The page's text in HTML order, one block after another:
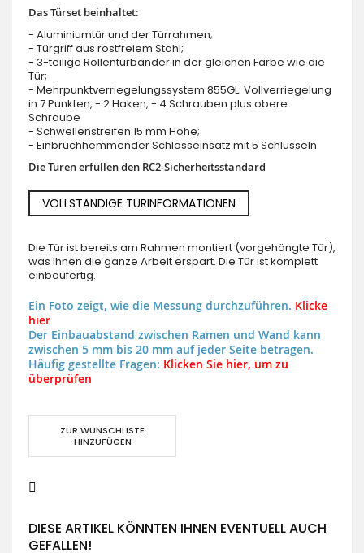
Das Türset beinhaltet:
- Aluminiumtür und der Türrahmen;
- Türgriff aus rostfreiem Stahl;
- 3-teilige Rollentürbänder in der gleichen Farbe wie die
Tür;
- Mehrpunktverriegelungssystem 855GL: Vollverriegelung
in 7 Punkten, - 2 Haken, - 4 Schrauben plus obere
Schraube
- Schwellenstreifen 15 mm Höhe;
- Einbruchhemmender Schlosseinsatz mit 5 Schlüsseln
Die Türen erfüllen den RC2-Sicherheitsstandard
VOLLSTÄNDIGE TÜRINFORMATIONEN
Die Tür ist bereits am Rahmen montiert (vorgehängte Tür),
was Ihnen die ganze Arbeit erspart. Die Tür ist komplett
einbaufertig.
Ein Foto zeigt, wie die Messung durchzuführen. Klicke
hier
Der Einbauabstand zwischen Ramen und Wand kann
zwischen 5 mm bis 20 mm auf jeder Seite betragen.
Häufig gestellte Fragen: Klicken Sie hier, um zu
überprüfen
ZUR WUNSCHLISTE
HINZUFÜGEN
DIESE ARTIKEL KÖNNTEN IHNEN EVENTUELL AUCH
GEFALLEN!